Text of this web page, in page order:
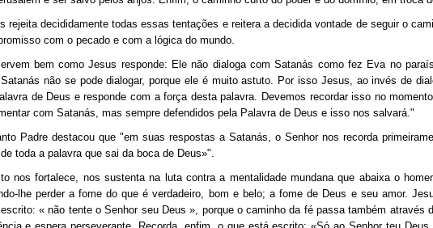
rejeita decididamente todas essas tentações e reitera a decidida vontade de seguir o
com o pecado e com a lógica do mundo.
bem como Jesus responde: Ele não dialoga com Satanás como fez Eva no
não se pode dialogar, porque ele é muito astuto. Por isso Jesus, ao invés de
de Deus e responde com a força desta palavra. Devemos recordar isso no
com Satanás, mas sempre defendidos pela Palavra de Deus e isso nos salvará."
Padre destacou que "em suas respostas a Satanás, o Senhor nos recorda
toda a palavra que sai da boca de Deus»".
nos fortalece, nos sustenta na luta contra a mentalidade mundana que abaixa o
lhe perder a fome do que é verdadeiro, bom e belo; a fome de Deus e seu amor.
« não tente o Senhor seu Deus », porque o caminho da fé passa também através